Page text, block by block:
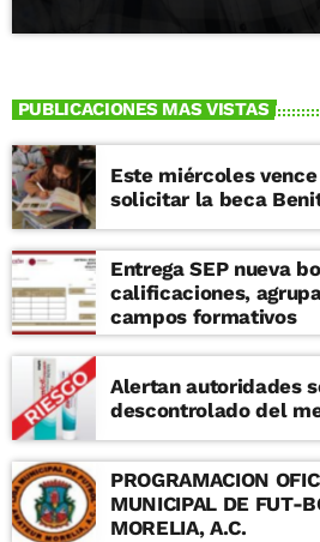
PUBLICACIONES MAS VISTAS
Este miércoles
solicitar la beca
Entrega SEP nueva
calificaciones,
campos formativos
Alertan autoridades
descontrolado del
PROGRAMACION
MUNICIPAL DE FUT-
MORELIA, A.C.